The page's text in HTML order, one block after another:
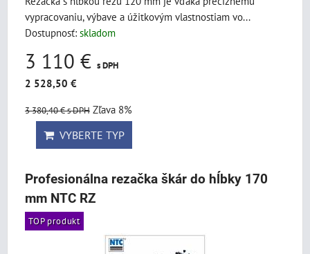
vypracovaniu, výbave a úžitkovým vlastnostiam vo...
Dostupnosť: skladom
3 110 € s DPH
2 528,50 €
3 380,40 €s DPH Zľava 8%
VYBERTE TYP
Profesionálna rezačka škár do hĺbky 170
mm NTC RZ
TOP produkt